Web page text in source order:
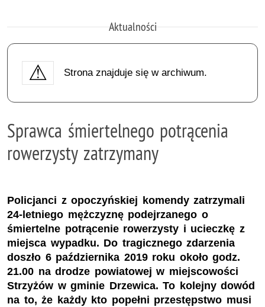
Aktualności
Strona znajduje się w archiwum.
Sprawca śmiertelnego potrącenia
rowerzysty zatrzymany
Policjanci z opoczyńskiej komendy zatrzymali
24-letniego mężczyznę podejrzanego o
śmiertelne potrącenie rowerzysty i ucieczkę z
miejsca wypadku. Do tragicznego zdarzenia
doszło 6 października 2019 roku około godz.
21.00 na drodze powiatowej w miejscowości
Strzyżów w gminie Drzewica. To kolejny dowód
na to, że każdy kto popełni przestępstwo musi